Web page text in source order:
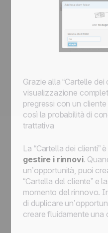
Grazie alla “Cartelle dei
visualizzazione
pregressi con un
così la probabilità di
trattativa
La “Cartella dei clienti”
gestire i rinnovi.
un’opportunità, puoi
“Cartella del cliente” e
momento del rinnovo.
di duplicare
creare fluidamente una